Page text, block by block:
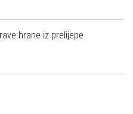
hrane iz prelijepe